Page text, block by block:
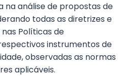
na análise de propostas de
todas as diretrizes e
Políticas de
instrumentos de
observadas as normas
aplicáveis.